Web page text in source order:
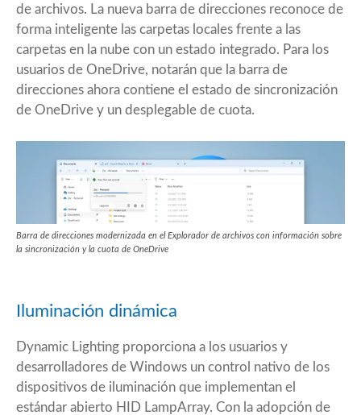
de archivos. La nueva barra de direcciones reconoce de
forma inteligente las carpetas locales frente a las
carpetas en la nube con un estado integrado. Para los
usuarios de OneDrive, notarán que la barra de
direcciones ahora contiene el estado de sincronización
de OneDrive y un desplegable de cuota.
Barra de direcciones modernizada en el Explorador de archivos con información sobre
la sincronización y la cuota de OneDrive
Iluminación dinámica
Dynamic Lighting proporciona a los usuarios y
desarrolladores de Windows un control nativo de los
dispositivos de iluminación que implementan el
estándar abierto HID LampArray. Con la adopción de